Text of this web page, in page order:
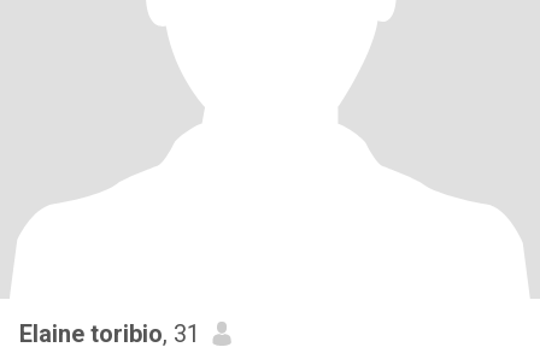
Elaine toribio, 31